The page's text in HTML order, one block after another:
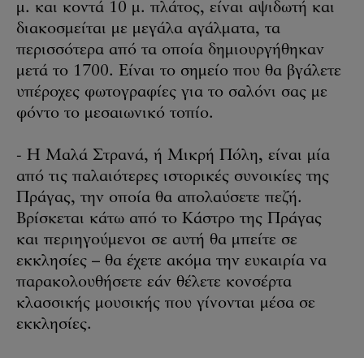
μ. και κοντά 10 μ. πλάτος, είναι αψιδωτή και
διακοσμείται με μεγάλα αγάλματα, τα
περισσότερα από τα οποία δημιουργήθηκαν
μετά το 1700. Είναι το σημείο που θα βγάλετε
υπέροχες φωτογραφίες για το σαλόνι σας με
φόντο το μεσαιωνικό τοπίο.
- Η Μαλά Στρανά, ή Μικρή Πόλη, είναι μία
από τις παλαιότερες ιστορικές συνοικίες της
Πράγας, την οποία θα απολαύσετε πεζή.
Βρίσκεται κάτω από το Κάστρο της Πράγας
και περιηγούμενοι σε αυτή θα μπείτε σε
εκκλησίες – θα έχετε ακόμα την ευκαιρία να
παρακολουθήσετε εάν θέλετε κονσέρτα
κλασσικής μουσικής που γίνονται μέσα σε
εκκλησίες.